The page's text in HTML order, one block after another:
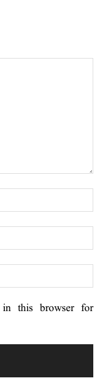
in this browser for